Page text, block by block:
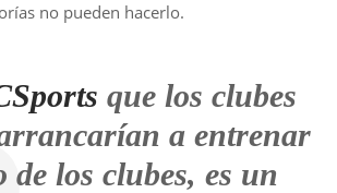
no pueden hacerlo.
que los clubes
a entrenar
de los clubes, es un